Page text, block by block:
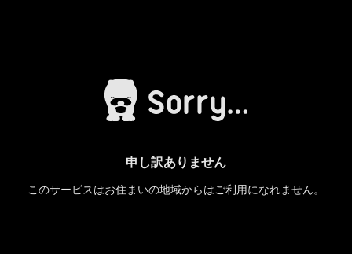
申し訳ありません
このサービスはお住まいの地域からはご利用になれません。